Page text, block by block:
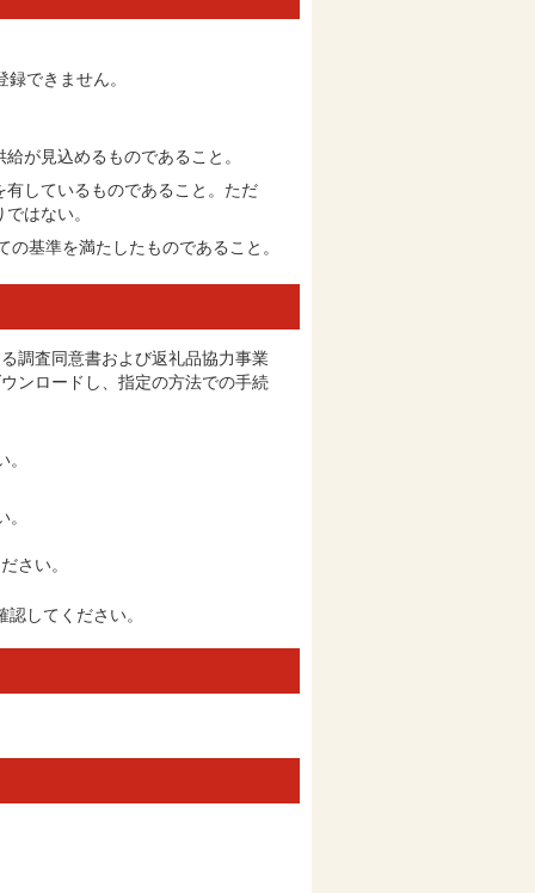
できません。
が見込めるものであること。
しているものであること。ただ
はない。
基準を満たしたものであること。
調査同意書および返礼品協力事業
ンロードし、指定の方法での手続
さい。
してください。